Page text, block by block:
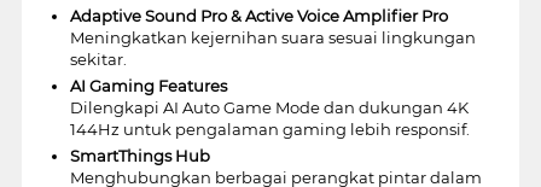
Adaptive Sound Pro & Active Voice Amplifier Pro
Meningkatkan kejernihan suara sesuai lingkungan
sekitar.
AI Gaming Features
Dilengkapi AI Auto Game Mode dan dukungan 4K
144Hz untuk pengalaman gaming lebih responsif.
SmartThings Hub
Menghubungkan berbagai perangkat pintar dalam